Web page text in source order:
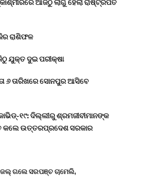
ଆଜିଠୁ ଲାଗୁ ହେଲା ରାଷ୍ଟ୍ରପତି
ରାଶିଫଳ
ଯୁକ୍ତ ଦୁଇ ପରୀକ୍ଷା
୬ ତାରିଖରେ ସୋନପୁର ଆସିବେ
୧୯: ଦିଲ୍ଲୀରୁ ଶ୍ରମଜୀବୀମାନଙ୍କ
କଲେ ଉତ୍ତରପ୍ରଦେଶ ସରକାର
ଗଲେ ସରପଞ୍ଚ ଚାମେଲି,